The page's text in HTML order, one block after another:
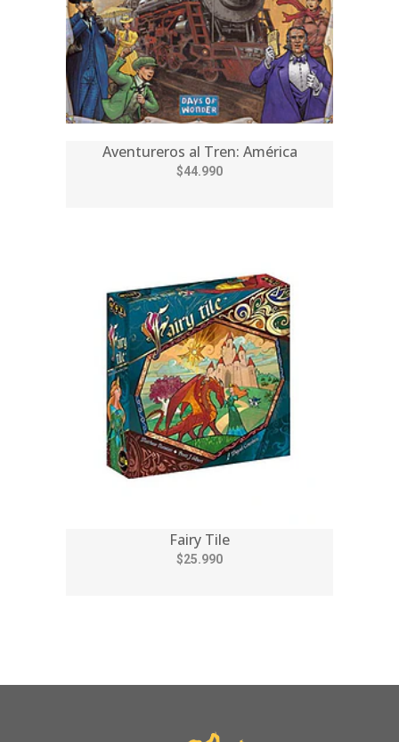
Aventureros al Tren: América
$44.990
Fairy Tile
$25.990